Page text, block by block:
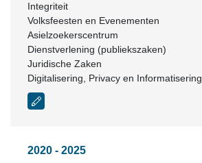
Integriteit
Volksfeesten en Evenementen
Asielzoekerscentrum
Dienstverlening (publiekszaken)
Juridische Zaken
Digitalisering, Privacy en Informatisering
2020 - 2025